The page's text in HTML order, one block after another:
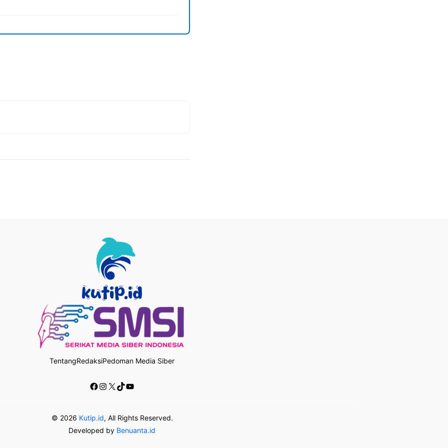
TentangRedaksiPedoman Media Siber
Facebook
Instagram
X TikTok
YouTube
© 2026 Kutip.id, All Rights Reserved.
Developed by Benuanta.id